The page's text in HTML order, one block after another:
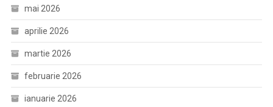
mai 2026
aprilie 2026
martie 2026
februarie 2026
ianuarie 2026